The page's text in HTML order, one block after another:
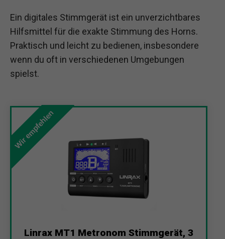
Ein digitales Stimmgerät ist ein unverzichtbares
Hilfsmittel für die exakte Stimmung des Horns.
Praktisch und leicht zu bedienen, insbesondere
wenn du oft in verschiedenen Umgebungen
spielst.
Wir empfehlen
Linrax MT1 Metronom Stimmgerät, 3